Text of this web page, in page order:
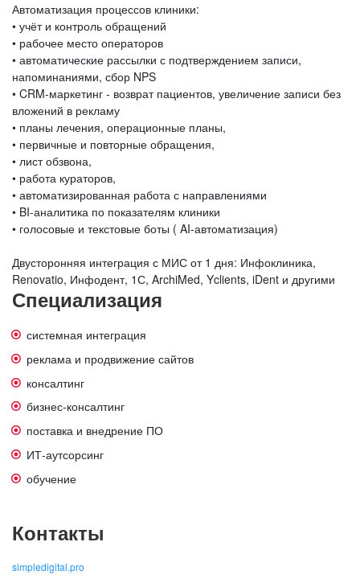
Автоматизация процессов клиники:
• учёт и контроль обращений
• рабочее место операторов
• автоматические рассылки с подтверждением записи,
напоминаниями, сбор NPS
• CRM-маркетинг - возврат пациентов, увеличение записи без
вложений в рекламу
• планы лечения, операционные планы,
• первичные и повторные обращения,
• лист обзвона,
• работа кураторов,
• автоматизированная работа с направлениями
• BI-аналитика по показателям клиники
• голосовые и текстовые боты ( AI-автоматизация)
Двусторонняя интеграция с МИС от 1 дня: Инфоклиника,
Renovatio, Инфодент, 1С, ArchiMed, Yclients, iDent и другими
Специализация
системная интеграция
реклама и продвижение сайтов
консалтинг
бизнес-консалтинг
поставка и внедрение ПО
ИТ-аутсорсинг
обучение
Контакты
simpledigital.pro